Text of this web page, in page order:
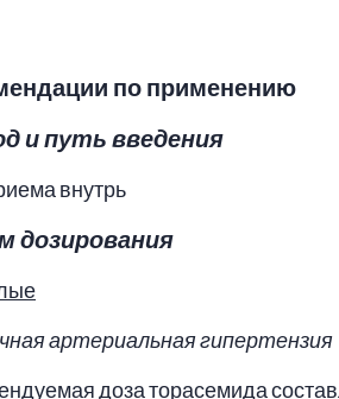
по применению
и путь введения
внутрь
дозирования
артериальная гипертензия
доза торасемида